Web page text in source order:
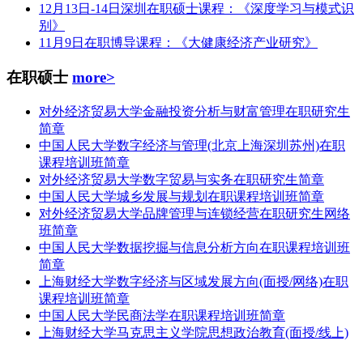
12月13日-14日深圳在职硕士课程：《深度学习与模式识
别》
11月9日在职博导课程：《大健康经济产业研究》
在职硕士 more>
对外经济贸易大学金融投资分析与财富管理在职研究生
简章
中国人民大学数字经济与管理(北京上海深圳苏州)在职
课程培训班简章
对外经济贸易大学数字贸易与实务在职研究生简章
中国人民大学城乡发展与规划在职课程培训班简章
对外经济贸易大学品牌管理与连锁经营在职研究生网络
班简章
中国人民大学数据挖掘与信息分析方向在职课程培训班
简章
上海财经大学数字经济与区域发展方向(面授/网络)在职
课程培训班简章
中国人民大学民商法学在职课程培训班简章
上海财经大学马克思主义学院思想政治教育(面授/线上)